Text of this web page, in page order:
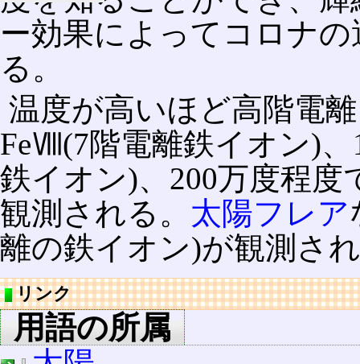
ー効果によってコロナ
る。
温度が高いほど高階電
FeⅧ(7階電離鉄イオン)
鉄イオン)、200万度程
観測される。 太陽フレア
離の鉄イオン)が観測さ
リンク
用語の所属